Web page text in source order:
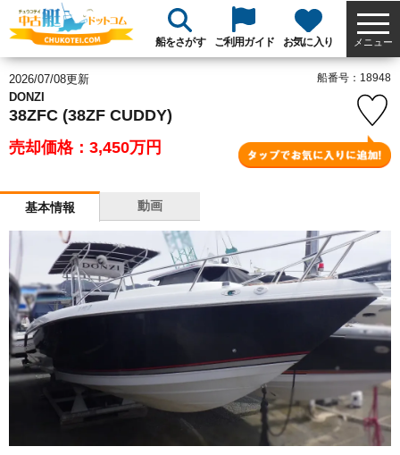
船をさがす ご利用ガイド お気に入り メニュー
2026/07/08更新
DONZI
38ZFC (38ZF CUDDY)
売却価格：3,450万円
船番号：18948
基本情報 動画